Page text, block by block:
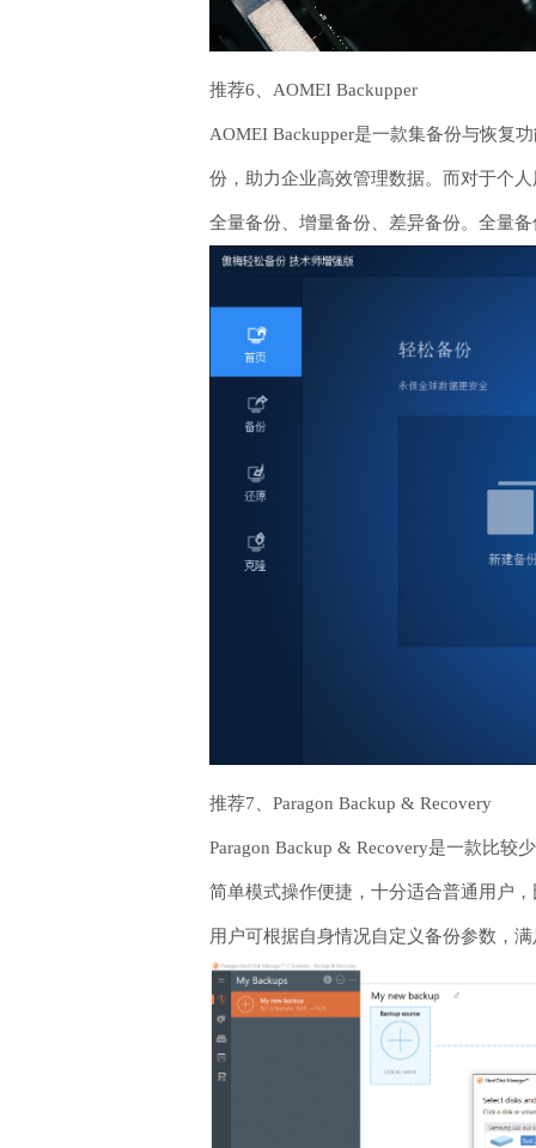
推荐6、AOMEI Backupper
AOMEI Backupper是一款集备份与恢复
份，助力企业高效管理数据。而对于个
全量备份、增量备份、差异备份。全量
推荐7、Paragon Backup & Recovery
Paragon Backup & Recovery是一款比
简单模式操作便捷，十分适合普通用户
用户可根据自身情况自定义备份参数，